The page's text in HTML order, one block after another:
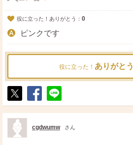
役に立った！ありがとう： 0
ピンクです
役に立った！ ありがとう
ポ
ス
ト
シ
ェ
送
る
cgdwumw さん